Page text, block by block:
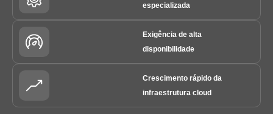
especializada
Exigência de alta
disponibilidade
Crescimento rápido da
infraestrutura cloud